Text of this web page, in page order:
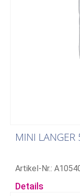
MINI LANGER
Artikel-Nr.:
Details